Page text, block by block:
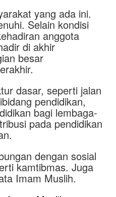
yang ada ini.
Selain kondisi
anggota
di akhir
besar
dasar, seperti jalan
pendidikan,
bagi lembaga-
pada pendidikan
dengan sosial
kamtibmas. Juga
Imam Muslih.